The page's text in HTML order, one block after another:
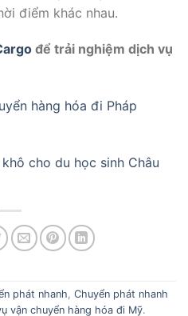
điểm khác nhau.
để trải nghiệm dịch vụ
hàng hóa đi Pháp
cho du học sinh Châu
phát nhanh, Chuyển phát nhanh
vận chuyển hàng hóa đi Mỹ.